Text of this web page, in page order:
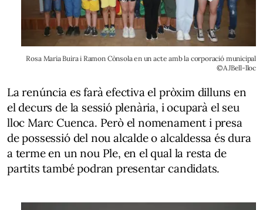
Rosa Maria Buira i Ramon Cònsola en un acte amb la corporació municipal
©AJBell-lloc
La renúncia es farà efectiva el pròxim dilluns en
el decurs de la sessió plenària, i ocuparà el seu
lloc Marc Cuenca. Però el nomenament i presa
de possessió del nou alcalde o alcaldessa és dura
a terme en un nou Ple, en el qual la resta de
partits també podran presentar candidats.